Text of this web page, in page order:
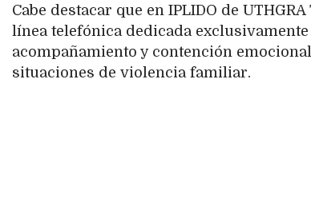
Cabe destacar que en IPLIDO de
línea telefónica dedicada
acompañamiento y contención
situaciones de violencia familiar.